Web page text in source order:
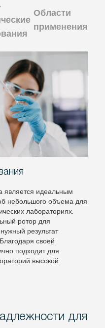
Области
применения
является идеальным
небольшого объема для
лабораториях.
ротор для
результат
своей
подходит для
высокой
для